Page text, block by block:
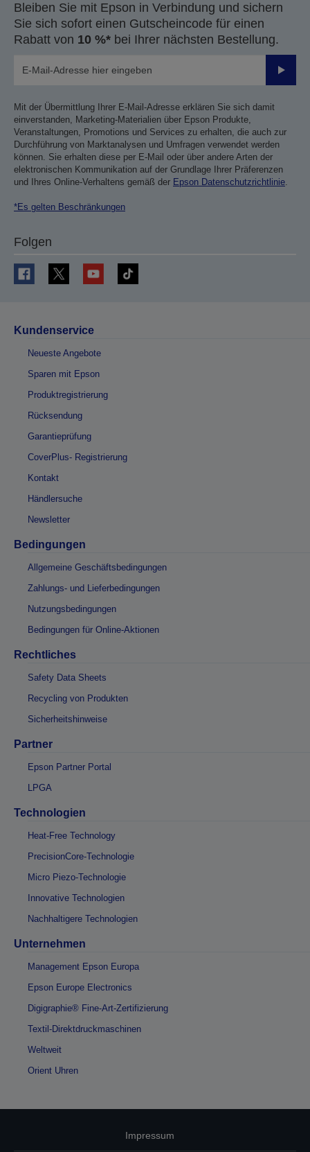
Bleiben Sie mit Epson in Verbindung und sichern
Sie sich sofort einen Gutscheincode für einen
Rabatt von 10 %* bei Ihrer nächsten Bestellung.
Mit der Übermittlung Ihrer E-Mail-Adresse erklären Sie sich damit
einverstanden, Marketing-Materialien über Epson Produkte,
Veranstaltungen, Promotions und Services zu erhalten, die auch zur
Durchführung von Marktanalysen und Umfragen verwendet werden
können. Sie erhalten diese per E-Mail oder über andere Arten der
elektronischen Kommunikation auf der Grundlage Ihrer Präferenzen
und Ihres Online-Verhaltens gemäß der Epson Datenschutzrichtlinie.
*Es gelten Beschränkungen
Folgen
Kundenservice
Neueste Angebote
Sparen mit Epson
Produktregistrierung
Rücksendung
Garantieprüfung
CoverPlus- Registrierung
Kontakt
Händlersuche
Newsletter
Bedingungen
Allgemeine Geschäftsbedingungen
Zahlungs- und Lieferbedingungen
Nutzungsbedingungen
Bedingungen für Online-Aktionen
Rechtliches
Safety Data Sheets
Recycling von Produkten
Sicherheitshinweise
Partner
Epson Partner Portal
LPGA
Technologien
Heat-Free Technology
PrecisionCore-Technologie
Micro Piezo-Technologie
Innovative Technologien
Nachhaltigere Technologien
Unternehmen
Management Epson Europa
Epson Europe Electronics
Digigraphie® Fine-Art-Zertifizierung
Textil-Direktdruckmaschinen
Weltweit
Orient Uhren
Impressum